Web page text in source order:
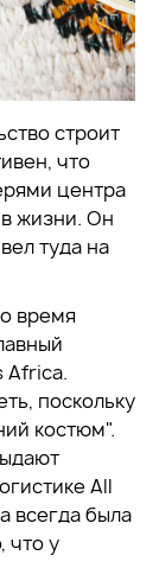
строит
что
центра
жизни. Он
туда на
время
Africa.
поскольку
костюм".
All
всегда была
что у